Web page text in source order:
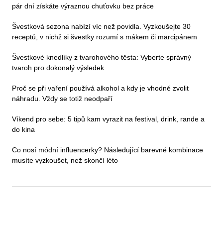
pár dní získáte výraznou chuťovku bez práce
Švestková sezona nabízí víc než povidla. Vyzkoušejte 30
receptů, v nichž si švestky rozumí s mákem či marcipánem
Švestkové knedlíky z tvarohového těsta: Vyberte správný
tvaroh pro dokonalý výsledek
Proč se při vaření používá alkohol a kdy je vhodné zvolit
náhradu. Vždy se totiž neodpaří
Víkend pro sebe: 5 tipů kam vyrazit na festival, drink, rande a
do kina
Co nosí módní influencerky? Následující barevné kombinace
musíte vyzkoušet, než skončí léto